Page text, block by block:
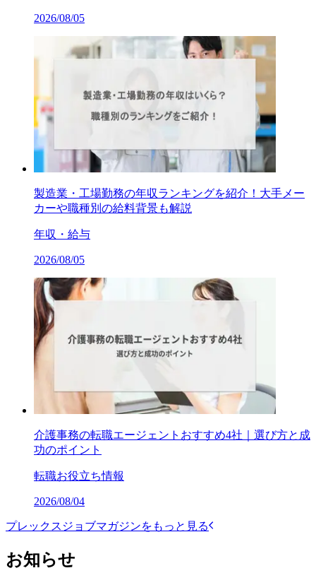
2026/08/05
製造業・工場勤務の年収ランキングを紹介！大手メー
カーや職種別の給料背景も解説
年収・給与
2026/08/05
介護事務の転職エージェントおすすめ4社｜選び方と成
功のポイント
転職お役立ち情報
2026/08/04
プレックスジョブマガジンをもっと見る
お知らせ